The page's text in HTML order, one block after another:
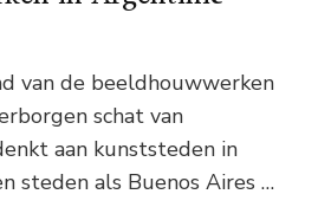
van de beeldhouwwerken
schat van
aan kunststeden in
steden als Buenos Aires …